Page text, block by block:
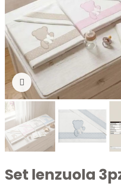
Clicca per ingrandire
Set lenzuola